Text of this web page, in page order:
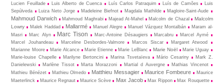
Lucien Feuillade
Luis Alberto de Cuenca Luís Carlos Patraquim Luís de Camões
Luis
Sepúlveda
Luiza Neto Jorge Madeleine Biefnot Magdala Mathilde Magloire-Saint-Aude
Mahmoud Darwich Mahmoud Maghrabi Majead At-Mahel Malcolm de Chazal
Malcolm
Lowry
Malek Haddad Mallarmé Manuel Alegre Manuel Vázquez Montalbán
Maram al-
Masri
Marc Alyn Marc Tison Marc-Antoine Désaugiers Marcabru
Marcel Aymé
Marcel Jouhandeau
Marceline Desbordes-Valmore Marcos Siscar
Margaret Atwood
Marianne Moore
Marie Alcance Marie Etienne Marie LeBlanc Marie Noël
Marie Uguay
Marie-louise Chapelle
Marilyne Bertoncini Marina Tsvetaïeva Mário Cesariny
Mark Z.
Danielewski
Marlène Tissot Marta Morazzoni Martial d Auvergne
Mathias Vincenot
Mathieu Bénézet
Mathieu Olmedo Matthieu Messagier Maurice Fombeure
Maurice
Maeterlinck
Maurice Regnaut Maurice Scève Max Jacob Max Rippon
Max Rouquette